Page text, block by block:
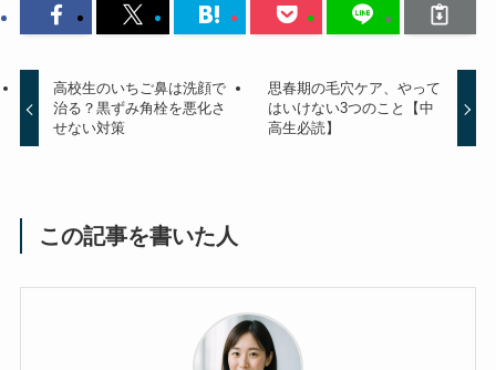
高校生のいちご鼻は洗顔で
治る？黒ずみ角栓を悪化さ
せない対策
思春期の毛穴ケア、やって
はいけない3つのこと【中
高生必読】
この記事を書いた人